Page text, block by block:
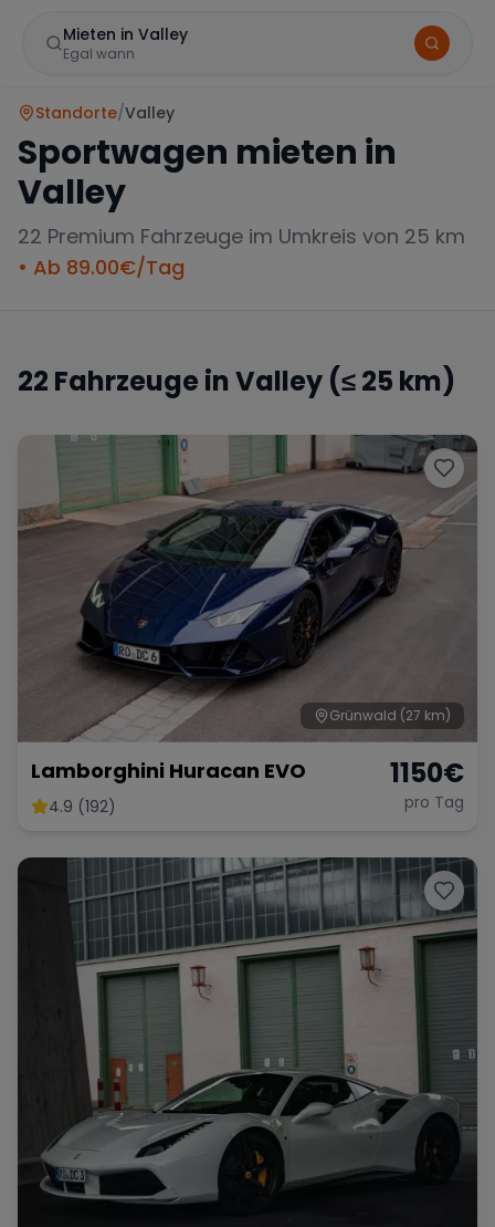
Mieten in Valley
Egal wann
Porsche Lamborghini Ferrari
McLaren Ford
Tesla Chevrolet Dodge
Bentley Rolls Royce Aston Martin
Bugatti Lotus Maserati
Range Rover Corvette
Wann
Zeitraum wählen
Standorte/Valley
Sportwagen mieten in
Valley
22 Premium Fahrzeuge im Umkreis von 25 km
• Ab 89.00€/Tag
22 Fahrzeuge in Valley (≤ 25 km)
Grünwald (27 km)
Lamborghini Huracan EVO
4.9 (192)
1150€
pro Tag